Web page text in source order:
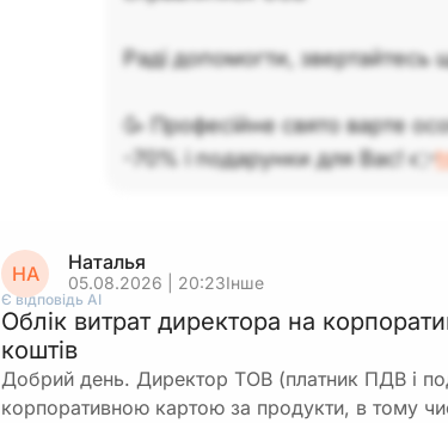
Раді допомогти, звертайтесь
🥳 Професійне свято варте
-70% і подарунки для Вас! 👉
НА Наталья
05.08.2026 | 20:23Інше
Є відповідь АІ
Облік витрат директора на
коштів
Добрий день. Директор ТОВ (платник ПДВ і
корпоративною картою за продукти, в тому